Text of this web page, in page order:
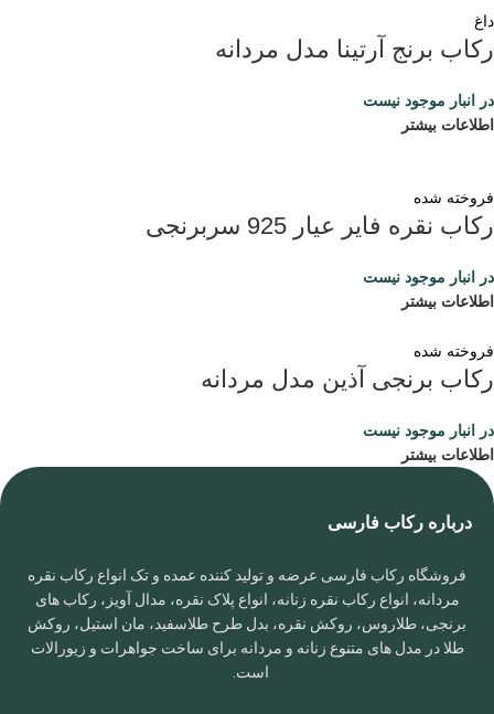
داغ
رکاب برنج آرتینا مدل مردانه
در انبار موجود نیست
اطلاعات بیشتر
فروخته شده
رکاب نقره فایر عیار 925 سربرنجی
در انبار موجود نیست
اطلاعات بیشتر
فروخته شده
رکاب برنجی آذین مدل مردانه
در انبار موجود نیست
اطلاعات بیشتر
درباره رکاب فارسی
فروشگاه رکاب فارسی عرضه و تولید کننده عمده و تک انواع رکاب نقره
مردانه، انواع رکاب نقره زنانه، انواع پلاک نقره، مدال آویز، رکاب های
برنجی، طلاروس، روکش نقره، بدل طرح طلاسفید، مان استیل، روکش
طلا در مدل های متنوع زنانه و مردانه برای ساخت جواهرات و زیورالات
است.